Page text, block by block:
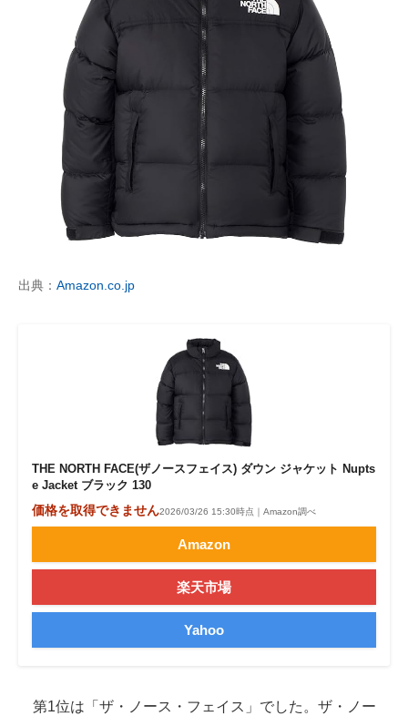
出典： Amazon.co.jp
THE NORTH FACE(ザノースフェイス) ダウン ジャケット Nupts
e Jacket ブラック 130
価格を取得できません2026/03/26 15:30時点｜Amazon調べ
Amazon
楽天市場
Yahoo
第1位は「ザ・ノース・フェイス」でした。ザ・ノー